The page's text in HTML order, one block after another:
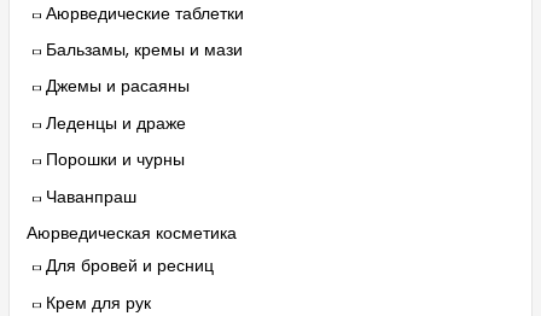
Аюрведические таблетки
Бальзамы, кремы и мази
Джемы и расаяны
Леденцы и драже
Порошки и чурны
Чаванпраш
Аюрведическая косметика
Для бровей и ресниц
Крем для рук